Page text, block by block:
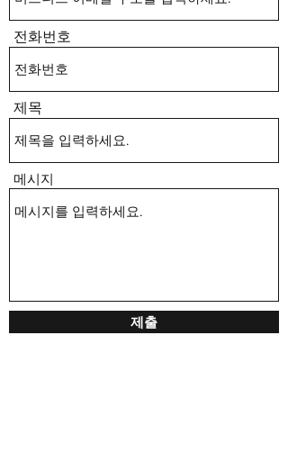
전화번호
제목
메시지
제출